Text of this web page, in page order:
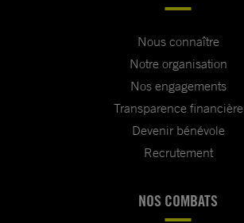
Nous connaître
Notre organisation
Nos engagements
Transparence financière
Devenir bénévole
Recrutement
NOS COMBATS